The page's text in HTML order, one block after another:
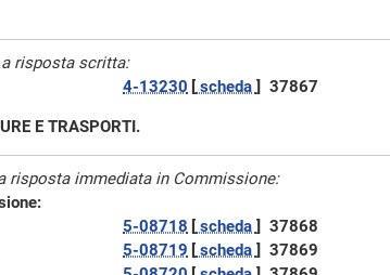
risposta scritta:
4-13230 [ scheda ] 37867
E TRASPORTI.
risposta immediata in Commissione:
5-08718 [ scheda ] 37868
5-08719 [ scheda ] 37869